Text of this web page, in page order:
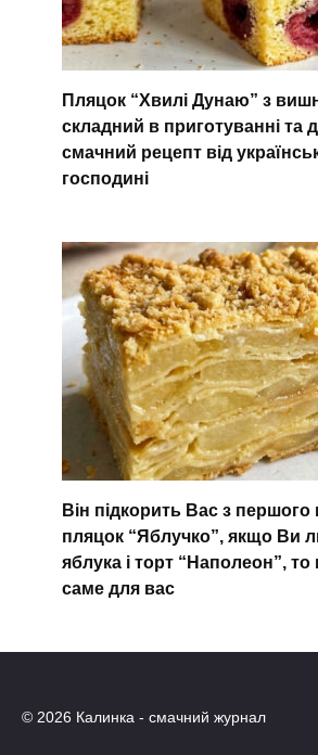
Пляцок “Хвилі Дунаю” з
складний в приготуванні та
смачний рецепт від
господині
Він підкорить Вас з
пляцок “Яблучко”, якщо Ви
яблука і торт “Наполеон”, то
саме для вас
© 2026 Калинка - смачний журнал